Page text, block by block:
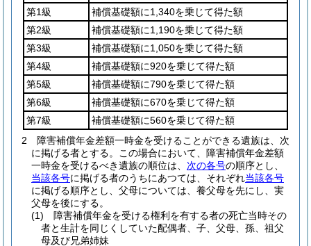
第1級
補償基礎額に1,340を乗じて得た額
第2級
補償基礎額に1,190を乗じて得た額
第3級
補償基礎額に1,050を乗じて得た額
第4級
補償基礎額に920を乗じて得た額
第5級
補償基礎額に790を乗じて得た額
第6級
補償基礎額に670を乗じて得た額
第7級
補償基礎額に560を乗じて得た額
2
障害補償年金差額一時金を受けることができる遺族は、次
に掲げる者とする。
この場合において、障害補償年金差額
一時金を受けるべき遺族の順位は、 次の各号の順序とし、
当該各号に掲げる者のうちにあつては、それぞれ当該各号
に掲げる順序とし、父母については、養父母を先にし、実
父母を後にする。
(1)
障害補償年金を受ける権利を有する者の死亡当時その
者と生計を同じくしていた配偶者、子、父母、孫、祖父
母及び兄弟姉妹